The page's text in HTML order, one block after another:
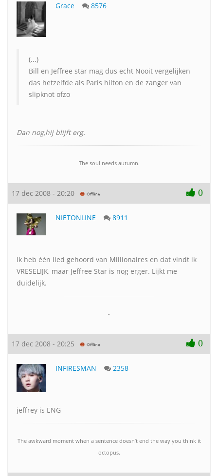
Grace 8576
(...)
Bill en Jeffree star mag dus echt Nooit vergelijken
das hetzelfde als Paris hilton en de zanger van
slipknot ofzo
Dan nog,hij blijft erg.
The soul needs autumn.
17 dec 2008 - 20:20 0
NIETONLINE 8911
Ik heb één lied gehoord van Millionaires en dat vindt ik
VRESELIJK, maar Jeffree Star is nog erger. Lijkt me
duidelijk.
-
17 dec 2008 - 20:25 0
INFIRESMAN 2358
jeffrey is ENG
The awkward moment when a sentence doesn’t end the way you think it
octopus.